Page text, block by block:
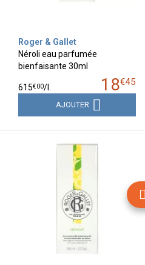
Roger & Gallet
Néroli eau parfumée
bienfaisante 30ml
18€45
615€00/
AJOUTER